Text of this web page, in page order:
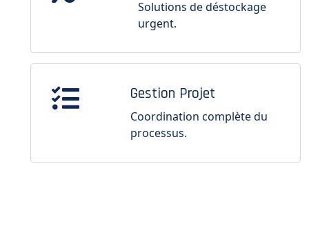
Solutions de déstockage
urgent.
Gestion Projet
Coordination complète du
processus.